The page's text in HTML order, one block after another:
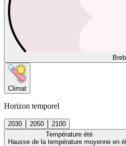
Climat
Horizon temporel
2030 2050
2100
Température été
Hausse de la température moyenne en